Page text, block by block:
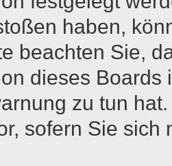
haben,
beachten Sie,
dieses Boards
zu tun
sofern Sie sich